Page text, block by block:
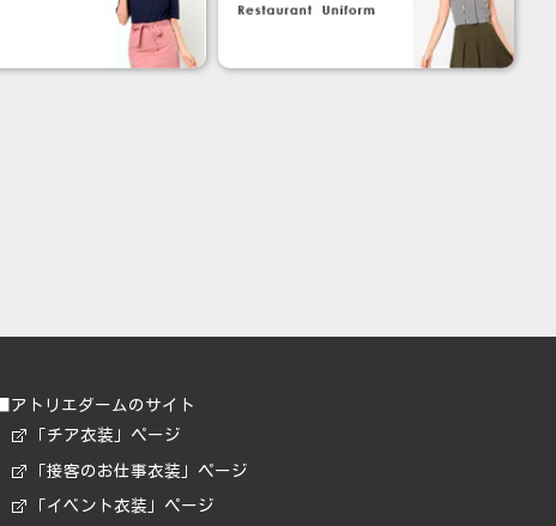
■アトリエダームのサイト
「チア衣装」ページ
「接客のお仕事衣装」ページ
「イベント衣装」ページ